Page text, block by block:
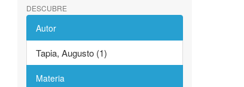
DESCUBRE
Autor
Tapia, Augusto (1)
Materia